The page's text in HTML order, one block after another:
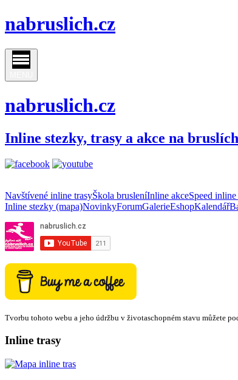
nabruslich.cz
nabruslich.cz
Inline stezky, trasy a akce na bruslích
Navštívené inline trasyŠkola brusleníInline akceSpeed
Inline stezky (mapa)NovinkyForumGalerieEshopKalendář
Tvorbu tohoto webu a jeho údržbu v životaschopném stavu můžete
Inline trasy